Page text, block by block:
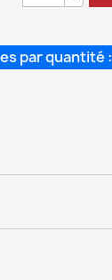
par quantité :